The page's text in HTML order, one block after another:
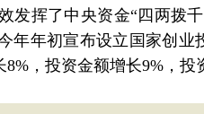
挥了中央资金“四两拨
年年初宣布设立国家创业
，投资金额增长9%，投